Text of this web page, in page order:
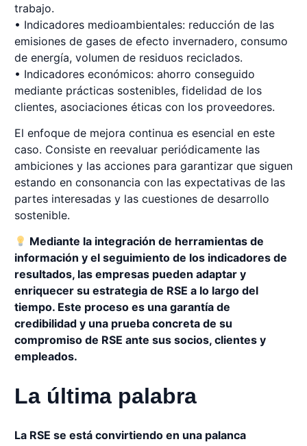
trabajo.
• Indicadores medioambientales: reducción de las
emisiones de gases de efecto invernadero, consumo
de energía, volumen de residuos reciclados.
• Indicadores económicos: ahorro conseguido
mediante prácticas sostenibles, fidelidad de los
clientes, asociaciones éticas con los proveedores.
El enfoque de mejora continua es esencial en este
caso. Consiste en reevaluar periódicamente las
ambiciones y las acciones para garantizar que siguen
estando en consonancia con las expectativas de las
partes interesadas y las cuestiones de desarrollo
sostenible.
Mediante la integración de herramientas de
información y el seguimiento de los indicadores de
resultados, las empresas pueden adaptar y
enriquecer su estrategia de RSE a lo largo del
tiempo. Este proceso es una garantía de
credibilidad y una prueba concreta de su
compromiso de RSE ante sus socios, clientes y
empleados.
La última palabra
La RSE se está convirtiendo en una palanca